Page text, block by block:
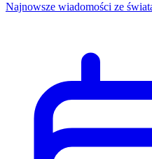
Najnowsze wiadomości ze